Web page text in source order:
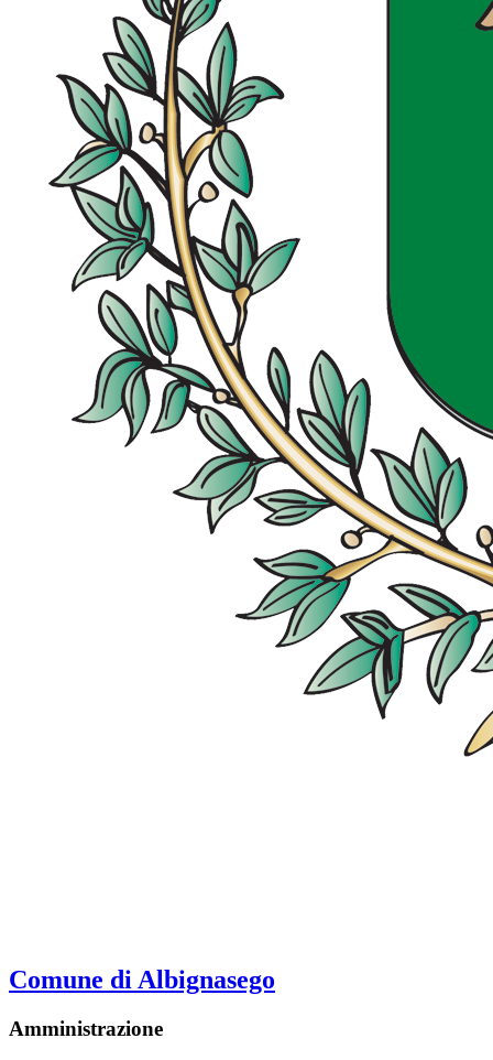
Comune di Albignasego
Amministrazione